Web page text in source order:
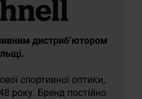
дистриб’ютором
спортивної оптики,
року. Бренд постійно